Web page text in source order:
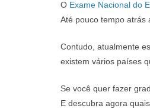
O Exame Nacional do
Até pouco tempo atrás
Contudo, atualmente
existem vários países
Se você quer fazer
E descubra agora